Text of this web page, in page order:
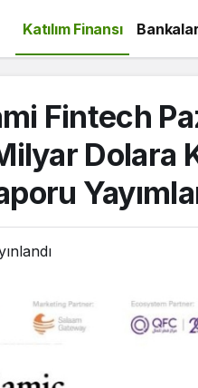
Katılım Finansı Bankalar
Fintech
Dolara